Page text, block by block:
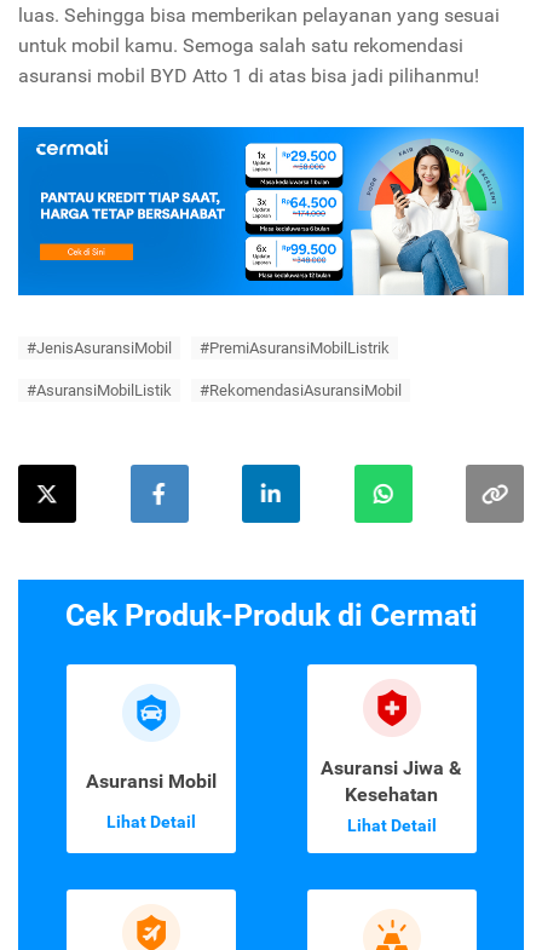
luas. Sehingga bisa memberikan pelayanan yang sesuai
untuk mobil kamu. Semoga salah satu rekomendasi
asuransi mobil BYD Atto 1 di atas bisa jadi pilihanmu!
#JenisAsuransiMobil #PremiAsuransiMobilListrik
#AsuransiMobilListik #RekomendasiAsuransiMobil
Cek Produk-Produk di Cermati
Asuransi Mobil
Lihat Detail
Asuransi Jiwa &
Kesehatan
Lihat Detail